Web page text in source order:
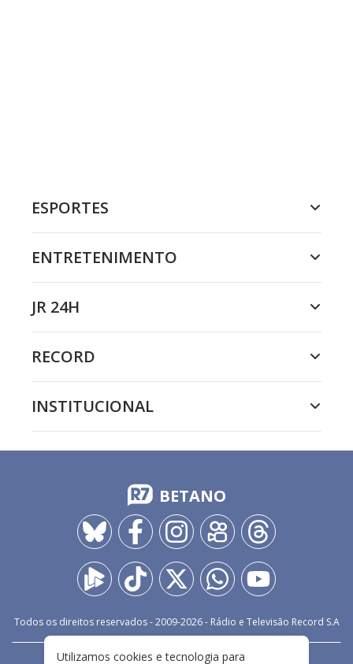
ESPORTES
ENTRETENIMENTO
JR 24H
RECORD
INSTITUCIONAL
BETANO
Todos os direitos reservados - 2009-2026- Rádio e Televisão Record S.A
Utilizamos cookies e tecnologia para